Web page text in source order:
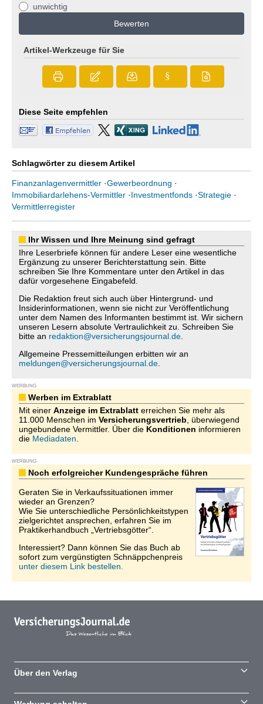
unwichtig
Bewerten
Artikel-Werkzeuge für Sie
§
Diese Seite empfehlen
Schlagwörter zu diesem Artikel
Finanzanlagenvermittler ·Gewerbeordnung ·
Immobiliardarlehens-Vermittler ·Investmentfonds ·Strategie ·
Vermittlerregister
Ihr Wissen und Ihre Meinung sind gefragt
Ihre Leserbriefe können für andere Leser eine wesentliche
Ergänzung zu unserer Berichterstattung sein. Bitte
schreiben Sie Ihre Kommentare unter den Artikel in das
dafür vorgesehene Eingabefeld.
Die Redaktion freut sich auch über Hintergrund- und
Insiderinformationen, wenn sie nicht zur Veröffentlichung
unter dem Namen des Informanten bestimmt ist. Wir sichern
unseren Lesern absolute Vertraulichkeit zu. Schreiben Sie
bitte an redaktion@versicherungsjournal.de
Allgemeine Pressemitteilungen erbitten wir an
meldungen@versicherungsjournal.de
WERBUNG
Werben im Extrablatt
Mit einer Anzeige im Extrablatt erreichen Sie mehr als
11.000 Menschen im Versicherungsvertrieb , überwiegend
ungebundene Vermittler. Über die Konditionen informieren
die Mediadaten
WERBUNG
Noch erfolgreicher Kundengespräche führen
Geraten Sie in Verkaufssituationen immer
wieder an Grenzen?
Wie Sie unterschiedliche Persönlichkeitstypen
zielgerichtet ansprechen, erfahren Sie im
Praktikerhandbuch „Vertriebsgötter“.
Interessiert? Dann können Sie das Buch ab
sofort zum vergünstigten Schnäppchenpreis
unter diesem Link bestellen.
Über den Verlag